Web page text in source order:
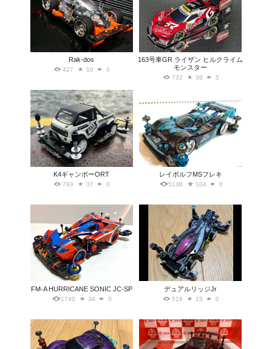
Rak-dos
427 10 0
163号車GR ライザン ヒルクライム
モンスター
732 38 5
K4ギャンボーORT
793 37 0
レイボルフMSフレキ
5138 104 0
FM-A HURRICANE SONIC JC-SP
1740 34 0
デュアルリッジJr
518 15 0